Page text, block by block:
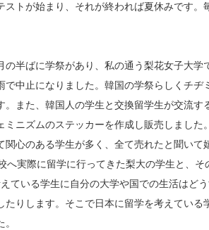
ストが始まり、それが終われば夏休みです。
半ばに学祭があり、私の通う梨花女子大学
で中止になりました。韓国の学祭らしくチヂ
。また、韓国人の学生と交換留学生が交流す
ミニズムのステッカーを作成し販売しました
心のある学生が多く、全て売れたと聞いて
へ実際に留学に行ってきた梨大の学生と、
ている学生に自分の大学や国での生活はど
たりします。そこで日本に留学を考えている